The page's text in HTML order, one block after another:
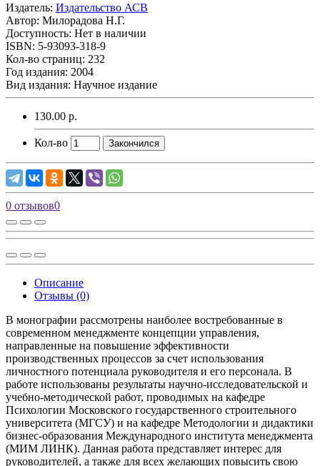
Издатель: Издательство АСВ
Автор: Милорадова Н.Г.
Доступность: Нет в наличии
ISBN: 5-93093-318-9
Кол-во страниц: 232
Год издания: 2004
Вид издания: Научное издание
130.00 р.
Кол-во Закончился
0 отзывов0
Описание
Отзывы (0)
В монографии рассмотрены наиболее востребованные в
современном менеджменте концепции управления,
направленные на повышение эффективности
производственных процессов за счет использования
личностного потенциала руководителя и его персонала. В
работе использованы результаты научно-исследовательской и
учебно-методической работ, проводимых на кафедре
Психологии Московского государственного строительного
университета (МГСУ) и на кафедре Методологии и дидактики
бизнес-образования Международного института менеджмента
(МИМ ЛИНК). Данная работа представляет интерес для
руководителей, а также для всех желающих повысить свою